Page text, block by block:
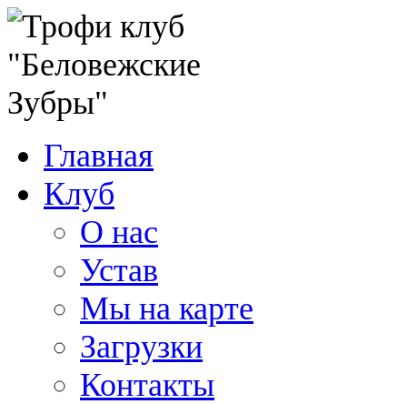
Главная
Клуб
О нас
Устав
Мы на карте
Загрузки
Контакты